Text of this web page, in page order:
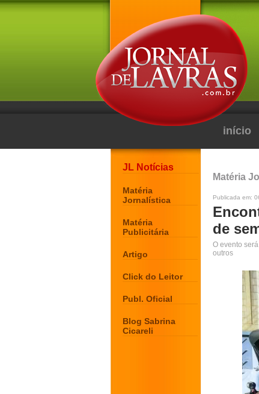
início
JL Notícias
Matéria
Jornalística
Matéria
Publicitária
Artigo
Click do Leitor
Publ. Oficial
Blog Sabrina
Cicareli
Matéria
Publicada em:
de
O evento
outros